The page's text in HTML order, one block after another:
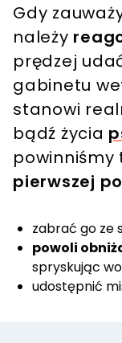
Gdy
należy
prędzej
gabinetu
stanowi
bądź życia
powinniśmy
pierwszej
zabrać go ze
powoli
spryskując
udostępnić